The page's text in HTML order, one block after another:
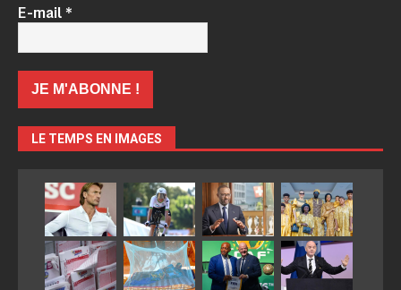
E-mail*
LE TEMPS EN IMAGES